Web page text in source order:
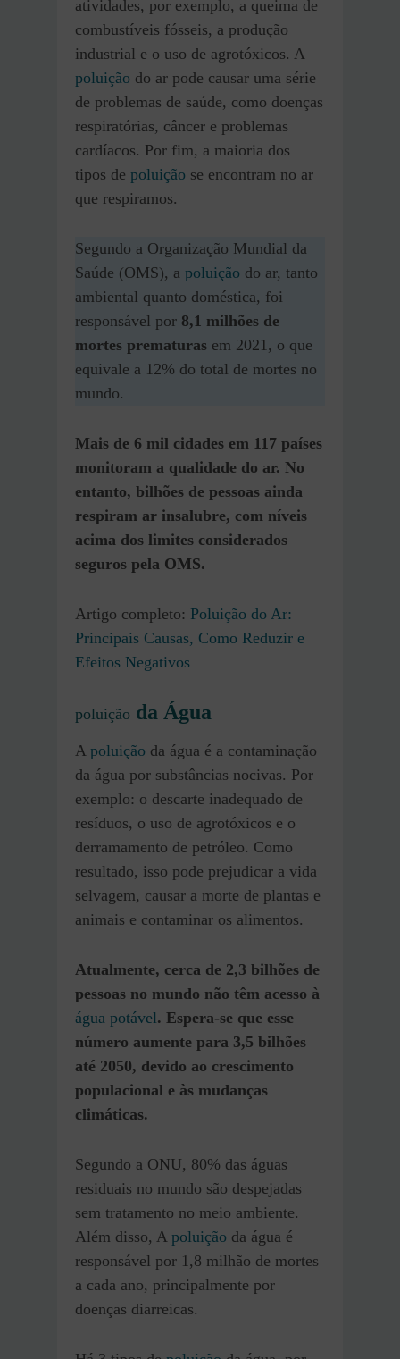
atividades, por exemplo, a queima de
combustíveis fósseis, a produção
industrial e o uso de agrotóxicos. A
poluição do ar pode causar uma série
de problemas de saúde, como doenças
respiratórias, câncer e problemas
cardíacos. Por fim, a maioria dos
tipos de poluição se encontram no ar
que respiramos.
Segundo a Organização Mundial da
Saúde (OMS), a poluição do ar, tanto
ambiental quanto doméstica, foi
responsável por 8,1 milhões de
mortes prematuras em 2021, o que
equivale a 12% do total de mortes no
mundo.
Mais de 6 mil cidades em 117 países
monitoram a qualidade do ar. No
entanto, bilhões de pessoas ainda
respiram ar insalubre, com níveis
acima dos limites considerados
seguros pela OMS.
Artigo completo: Poluição do Ar:
Principais Causas, Como Reduzir e
Efeitos Negativos
poluição da Água
A poluição da água é a contaminação
da água por substâncias nocivas. Por
exemplo: o descarte inadequado de
resíduos, o uso de agrotóxicos e o
derramamento de petróleo. Como
resultado, isso pode prejudicar a vida
selvagem, causar a morte de plantas e
animais e contaminar os alimentos.
Atualmente, cerca de 2,3 bilhões de
pessoas no mundo não têm acesso à
água potável. Espera-se que esse
número aumente para 3,5 bilhões
até 2050, devido ao crescimento
populacional e às mudanças
climáticas.
Segundo a ONU, 80% das águas
residuais no mundo são despejadas
sem tratamento no meio ambiente.
Além disso, A poluição da água é
responsável por 1,8 milhão de mortes
a cada ano, principalmente por
doenças diarreicas.